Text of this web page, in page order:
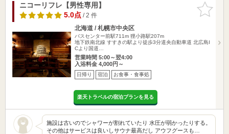
お気に入
りに追加
ニコーリフレ【男性専用】
5.0点/ 2 件
北海道 / 札幌市中央区
バスセンター前駅711m 狸小路駅207m
地下鉄南北線 すすきの駅より徒歩3分道央自動車道 北広島I
Cより国道…
営業時間 5:00～翌4:00
入浴料金 4,000円～
日帰り 宿泊 お食事・食事処
楽天トラベルの宿泊プランを見る
施設は古いのでシャワーが割れていたり 水圧が弱かったりする。
その他はサービスは良いしサウナ最高だし アウフグースも…